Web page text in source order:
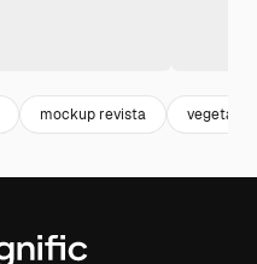
mockup revista